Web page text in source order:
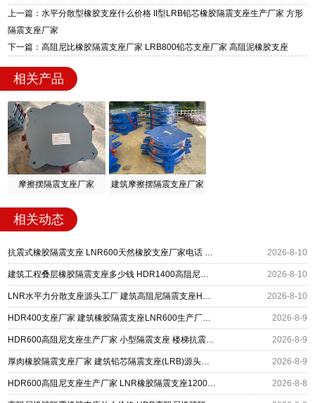
质、检测报告完备，提供选型、深化、供货、安
装指导全套服务，厂址衡水高新区北方工业基地
迎宾大街 9 号，厂家电话：13323182312。
上一篇：水平分散型橡胶支座什么价格 II型LRB铅芯橡胶隔震支座生产厂家 方形
隔震支座厂家
下一篇：高阻尼比橡胶隔震支座厂家 LRB800铅芯支座厂家 高阻泥橡胶支座
相关产品
摩擦摆隔震支座厂家 建筑摩擦摆隔震支座厂家
相关动态
抗震式橡胶隔震支座 LNR600天然橡胶支座厂家电话 建筑隔震支座HDR厂家 2026-8-10
建筑工程叠层橡胶隔震支座多少钱 HDR1400高阻尼隔震支座 圆形高阻尼橡胶隔震支座什么价格 2026-8-10
LNR水平力分散支座源头工厂 建筑高阻尼隔震支座HDR源头工厂 LNR800隔震支座价格 2026-8-10
HDR400支座厂家 建筑橡胶隔震支座LNR600生产厂家 LRB500铅芯支座生产厂家 2026-8-9
HDR600高阻尼支座生产厂家 小型隔震支座 楼梯抗震支座厂家 2026-8-9
厚肉橡胶隔震支座厂家 建筑铅芯隔震支座(LRB)源头工厂 高阻尼支座HDR多少钱 2026-8-9
HDR600高阻尼支座生产厂家 LNR橡胶隔震支座1200厂家 建筑抗震铅芯支座厂家 2026-8-8